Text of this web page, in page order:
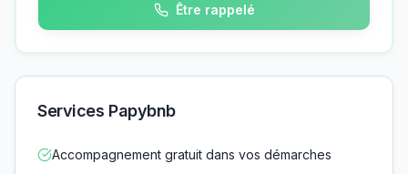
Être rappelé
Services Papybnb
Accompagnement gratuit dans vos démarches